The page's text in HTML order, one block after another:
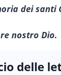
dei santi
nostro Dio.
delle